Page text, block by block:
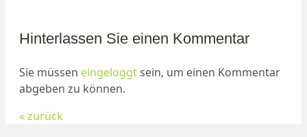
Hinterlassen Sie einen Kommentar
Sie müssen eingeloggtsein, um einen Kommentar
abgeben zu können.
« zurück